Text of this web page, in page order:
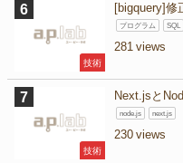
技術
[bigquery]修
プログラム SQL
281
技術
Next.jsと
node.js next.js
230